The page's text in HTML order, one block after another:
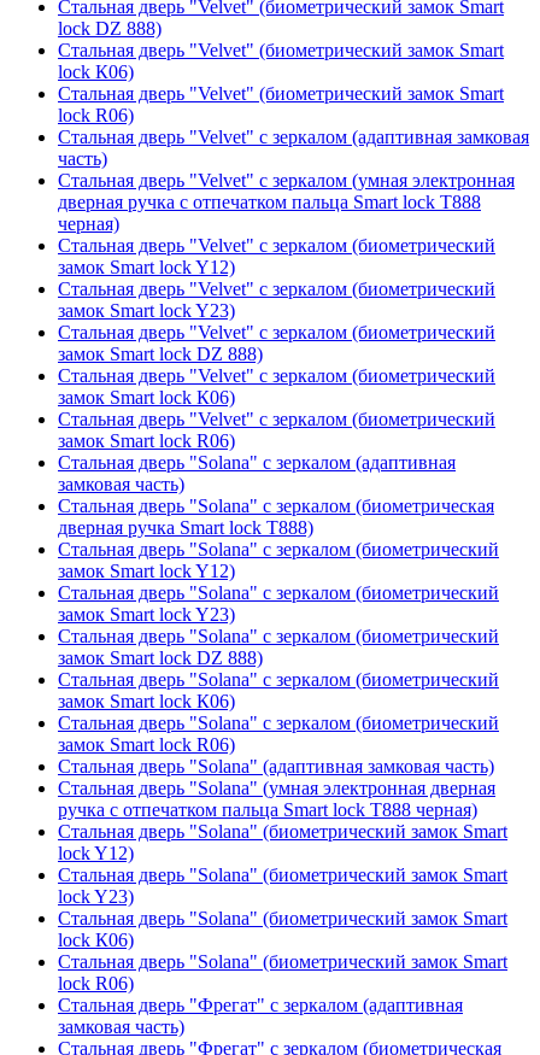
Стальная дверь "Velvet" (биометрический замок Smart
lock DZ 888)
Стальная дверь "Velvet" (биометрический замок Smart
lock К06)
Стальная дверь "Velvet" (биометрический замок Smart
lock R06)
Стальная дверь "Velvet" с зеркалом (адаптивная замковая
часть)
Стальная дверь "Velvet" с зеркалом (умная электронная
дверная ручка с отпечатком пальца Smart lock T888
черная)
Стальная дверь "Velvet" с зеркалом (биометрический
замок Smart lock Y12)
Стальная дверь "Velvet" с зеркалом (биометрический
замок Smart lock Y23)
Стальная дверь "Velvet" с зеркалом (биометрический
замок Smart lock DZ 888)
Стальная дверь "Velvet" с зеркалом (биометрический
замок Smart lock К06)
Стальная дверь "Velvet" с зеркалом (биометрический
замок Smart lock R06)
Стальная дверь "Solana" с зеркалом (адаптивная
замковая часть)
Стальная дверь "Solana" с зеркалом (биометрическая
дверная ручка Smart lock T888)
Стальная дверь "Solana" с зеркалом (биометрический
замок Smart lock Y12)
Стальная дверь "Solana" с зеркалом (биометрический
замок Smart lock Y23)
Стальная дверь "Solana" с зеркалом (биометрический
замок Smart lock DZ 888)
Стальная дверь "Solana" с зеркалом (биометрический
замок Smart lock К06)
Стальная дверь "Solana" с зеркалом (биометрический
замок Smart lock R06)
Стальная дверь "Solana" (адаптивная замковая часть)
Стальная дверь "Solana" (умная электронная дверная
ручка с отпечатком пальца Smart lock T888 черная)
Стальная дверь "Solana" (биометрический замок Smart
lock Y12)
Стальная дверь "Solana" (биометрический замок Smart
lock Y23)
Стальная дверь "Solana" (биометрический замок Smart
lock К06)
Стальная дверь "Solana" (биометрический замок Smart
lock R06)
Стальная дверь "Фрегат" с зеркалом (адаптивная
замковая часть)
Стальная дверь "Фрегат" с зеркалом (биометрическая